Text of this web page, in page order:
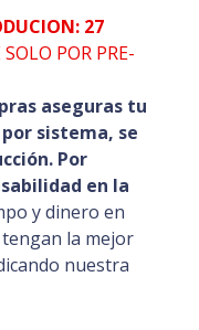
27
POR PRE-
aseguras tu
sistema, se
Por
en la
y dinero en
la mejor
nuestra